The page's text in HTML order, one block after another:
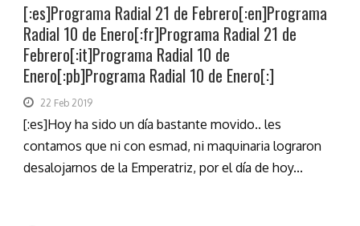
[:es]Programa Radial 21 de Febrero[:en]Programa
Radial 10 de Enero[:fr]Programa Radial 21 de
Febrero[:it]Programa Radial 10 de
Enero[:pb]Programa Radial 10 de Enero[:]
22 Feb 2019
[:es]Hoy ha sido un día bastante movido.. les
contamos que ni con esmad, ni maquinaria lograron
desalojarnos de la Emperatriz, por el día de hoy...